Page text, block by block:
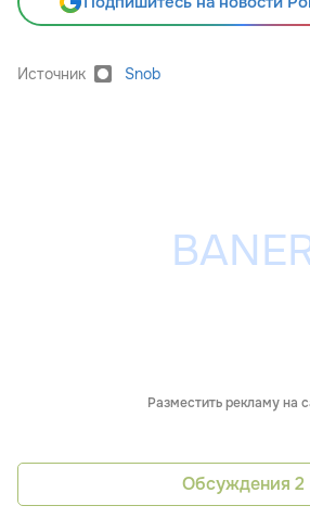
Источник Snob
Разместить рекламу на
Обсуждения 2